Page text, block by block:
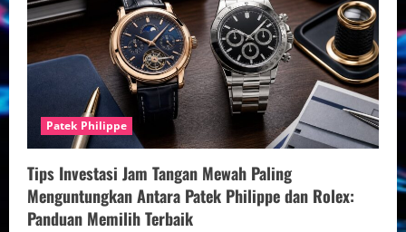
Patek Philippe
Tips Investasi Jam Tangan Mewah Paling
Menguntungkan Antara Patek Philippe dan Rolex:
Panduan Memilih Terbaik